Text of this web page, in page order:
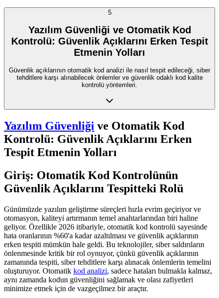
5
Yazılım Güvenliği ve Otomatik Kod
Kontrolü: Güvenlik Açıklarını Erken Tespit
Etmenin Yolları
Güvenlik açıklarının otomatik kod analizi ile nasıl tespit edileceği, siber
tehditlere karşı alınabilecek önlemler ve güvenlik odaklı kod kalite
kontrolü yöntemleri.
Yazılım Güvenliği ve Otomatik Kod
Kontrolü: Güvenlik Açıklarını Erken
Tespit Etmenin Yolları
Giriş: Otomatik Kod Kontrolünün
Güvenlik Açıklarını Tespitteki Rolü
Günümüzde yazılım geliştirme süreçleri hızla evrim geçiriyor ve
otomasyon, kaliteyi artırmanın temel anahtarlarından biri haline
geliyor. Özellikle 2026 itibariyle, otomatik kod kontrolü sayesinde
hata oranlarının %60'a kadar azaltılması ve güvenlik açıklarının
erken tespiti mümkün hale geldi. Bu teknolojiler, siber saldırıların
önlenmesinde kritik bir rol oynuyor, çünkü güvenlik açıklarının
zamanında tespiti, siber tehditlere karşı alınacak önlemlerin temelini
oluşturuyor. Otomatik kod analizi, sadece hataları bulmakla kalmaz,
aynı zamanda kodun güvenliğini sağlamak ve olası zafiyetleri
minimize etmek için de vazgeçilmez bir araçtır.